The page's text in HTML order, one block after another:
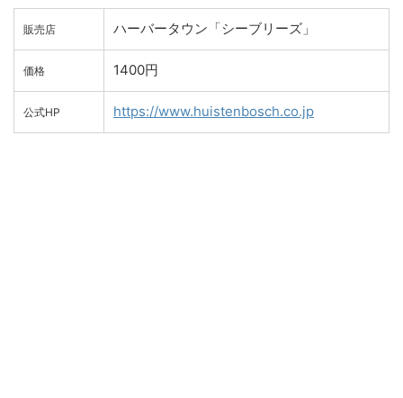
販売店 ハーバータウン「シーブリーズ」
価格 1400円
公式HP https://www.huistenbosch.co.jp